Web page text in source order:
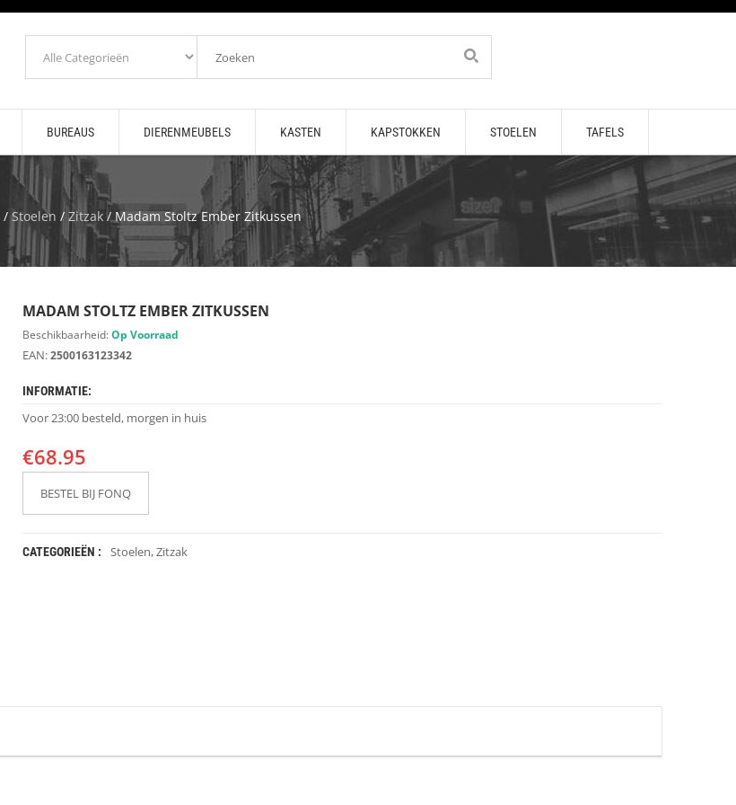
BUREAUS DIERENMEUBELS KASTEN KAPSTOKKEN STOELEN TAFELS
/Stoelen / Zitzak/ Madam Stoltz Ember Zitkussen
MADAM STOLTZ EMBER ZITKUSSEN
Beschikbaarheid:Op Voorraad
EAN:2500163123342
INFORMATIE:
Voor 23:00 besteld, morgen in huis
€68.95
BESTEL BIJ FONQ
CATEGORIEËN : Stoelen,Zitzak